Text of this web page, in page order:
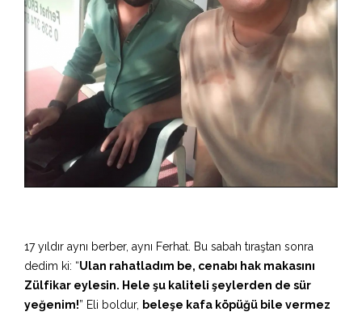
17 yıldır aynı berber, aynı Ferhat. Bu sabah tıraştan sonra
dedim ki: “Ulan rahatladım be, cenabı hak makasını
Zülfikar eylesin. Hele şu kaliteli şeylerden de sür
yeğenim!” Eli boldur, beleşe kafa köpüğü bile vermez